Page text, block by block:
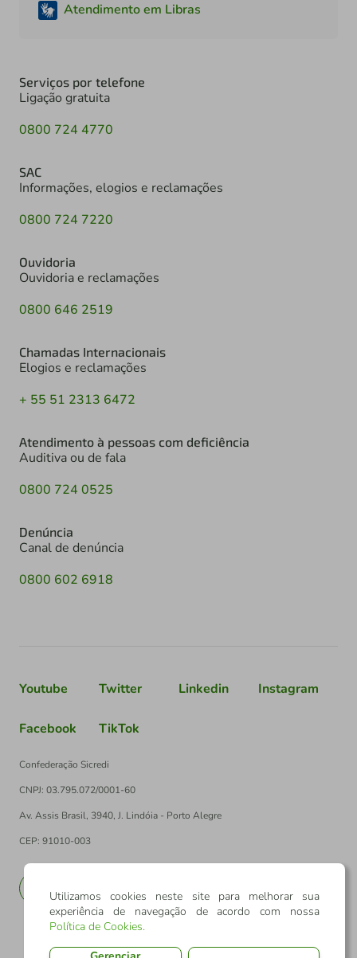
Atendimento em Libras
Serviços por telefone
Ligação gratuita
0800 724 4770
SAC
Informações, elogios e reclamações
0800 724 7220
Ouvidoria
Ouvidoria e reclamações
0800 646 2519
Chamadas Internacionais
Elogios e reclamações
+ 55 51 2313 6472
Atendimento à pessoas com deficiência
Auditiva ou de fala
0800 724 0525
Denúncia
Canal de denúncia
0800 602 6918
Youtube Twitter Linkedin Instagram
Facebook TikTok
Confederação Sicredi
CNPJ: 03.795.072/0001-60
Av. Assis Brasil, 3940, J. Lindóia - Porto Alegre
CEP: 91010-003
Utilizamos cookies neste site para melhorar sua
experiência de navegação de acordo com nossa
Política de Cookies.